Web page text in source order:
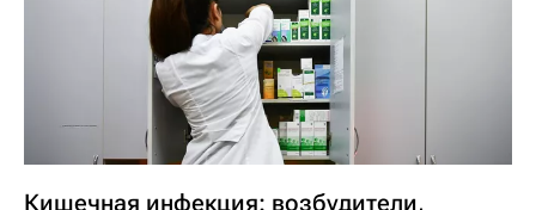
Кишечная инфекция: возбудители,